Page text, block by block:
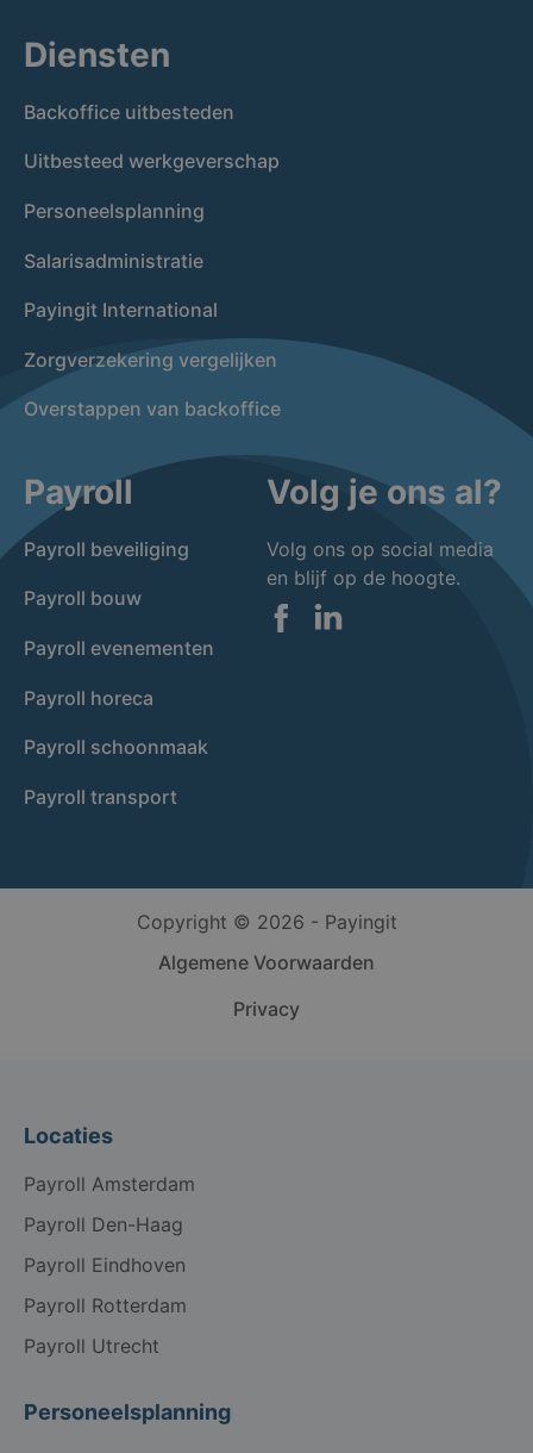
Diensten
Backoffice uitbesteden
Uitbesteed werkgeverschap
Personeelsplanning
Salarisadministratie
Payingit International
Zorgverzekering vergelijken
Overstappen van backoffice
Payroll
Payroll beveiliging
Payroll bouw
Payroll evenementen
Payroll horeca
Payroll schoonmaak
Payroll transport
Volg je ons al?
Volg ons op social media
en blijf op de hoogte.
FacebookLinkedIn
Copyright © 2026 - Payingit
Algemene Voorwaarden
Privacy
Locaties
Payroll Amsterdam
Payroll Den-Haag
Payroll Eindhoven
Payroll Rotterdam
Payroll Utrecht
Personeelsplanning